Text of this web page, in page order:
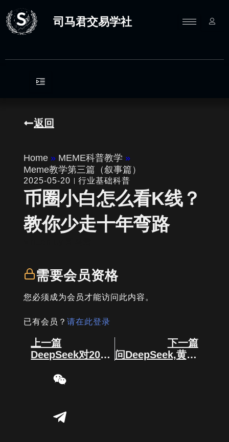
至
内
司马君交易学社
返回
Home » MEME科普教学 »
Meme教学第三篇（叙事篇）
2025-05-20 行业基础科普
币圈小白怎么看K线？
教你少走十年弯路
需要会员资格
您必须成为会员才能访问此内容。
已有会员？ 请在此登录
Prev
上一篇
DeepSeek对2025十大潜力币推测
下一篇
问DeepSeek,黄金和比特币那个更有潜力呢？